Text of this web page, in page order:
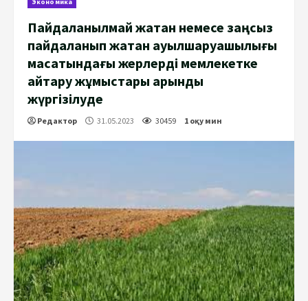
Пайдаланылмай жатқан немесе заңсыз
пайдаланып жатқан ауылшаруашылығы
мақсатындағы жерлерді мемлекетке
қайтару жұмыстары қарқынды
жүргізілуде
Редактор 31.05.2023 30459 1 оқу мин